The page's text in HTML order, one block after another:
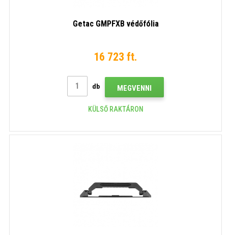
Getac GMPFXB védőfólia
16 723 ft.
db MEGVENNI
KÜLSŐ RAKTÁRON